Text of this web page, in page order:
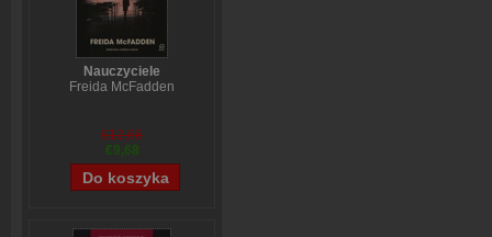
Nauczyciele
Freida McFadden
€12,66
€9,68